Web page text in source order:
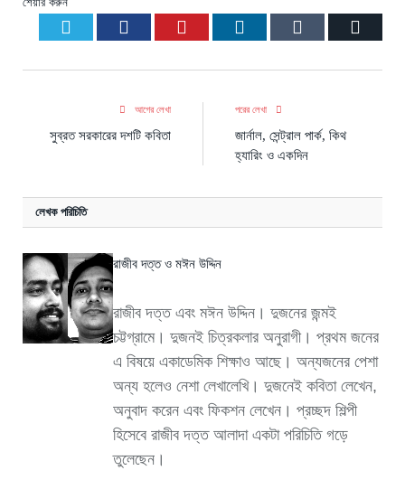
Twitter Facebook Pinterest LinkedIn Tumblr
আগের লেখা
সুব্রত সরকারের দশটি কবিতা
পরের লেখা
জার্নাল, সেন্ট্রাল পার্ক, কিথ
হ্যারিং ও একদিন
লেখক পরিচিতি
রাজীব দত্ত ও মঈন উদ্দিন
রাজীব দত্ত এবং মঈন উদ্দিন। দুজনের জন্মই
চট্টগ্রামে। দুজনই চিত্রকলার অনুরাগী। প্রথম জনের
এ বিষয়ে একাডেমিক শিক্ষাও আছে। অন্যজনের পেশা
অন্য হলেও নেশা লেখালেখি। দুজনেই কবিতা লেখেন,
অনুবাদ করেন এবং ফিকশন লেখেন। প্রচ্ছদ শিল্পী
হিসেবে রাজীব দত্ত আলাদা একটা পরিচিতি গড়ে
তুলেছেন।